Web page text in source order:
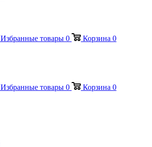
Избранные товары 0 Корзина 0
Избранные товары 0 Корзина 0